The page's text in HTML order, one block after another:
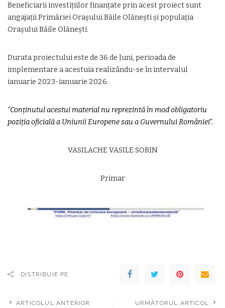
Beneficiarii investițiilor finanțate prin acest proiect sunt
angajații Primăriei Orașului Băile Olănești și populația
Orașului Băile Olănești.
Durata proiectului este de 36 de luni, perioada de
implementare a acestuia realizându-se în intervalul
ianuarie 2023-ianuarie 2026.
”Conținutul acestui material nu reprezintă în mod obligatoriu
poziția oficială a Uniunii Europene sau a Guvernului României”.
VASILACHE VASILE SORIN
Primar
DISTRIBUIE PE
ARTICOLUL ANTERIOR URMĂTORUL ARTICOL